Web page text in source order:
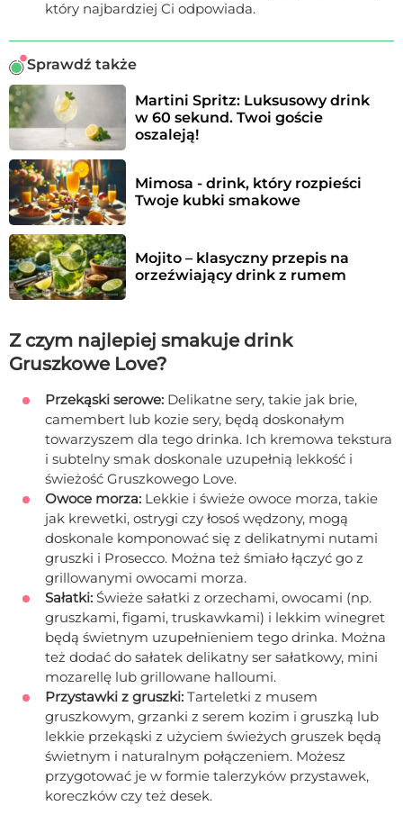
który najbardziej Ci odpowiada.
Sprawdź także
Martini Spritz: Luksusowy drink
w 60 sekund. Twoi goście
oszaleją!
Mimosa - drink, który rozpieści
Twoje kubki smakowe
Mojito – klasyczny przepis na
orzeźwiający drink z rumem
Z czym najlepiej smakuje drink
Gruszkowe Love?
Przekąski serowe: Delikatne sery, takie jak brie,
camembert lub kozie sery, będą doskonałym
towarzyszem dla tego drinka. Ich kremowa tekstura
i subtelny smak doskonale uzupełnią lekkość i
świeżość Gruszkowego Love.
Owoce morza: Lekkie i świeże owoce morza, takie
jak krewetki, ostrygi czy łosoś wędzony, mogą
doskonale komponować się z delikatnymi nutami
gruszki i Prosecco. Można też śmiało łączyć go z
grillowanymi owocami morza.
Sałatki: Świeże sałatki z orzechami, owocami (np.
gruszkami, figami, truskawkami) i lekkim winegret
będą świetnym uzupełnieniem tego drinka. Można
też dodać do sałatek delikatny ser sałatkowy, mini
mozarellę lub grillowane halloumi.
Przystawki z gruszki: Tarteletki z musem
gruszkowym, grzanki z serem kozim i gruszką lub
lekkie przekąski z użyciem świeżych gruszek będą
świetnym i naturalnym połączeniem. Możesz
przygotować je w formie talerzyków przystawek,
koreczków czy też desek.